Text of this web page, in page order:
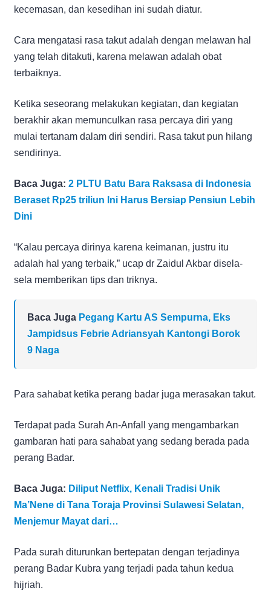
kecemasan, dan kesedihan ini sudah diatur.
Cara mengatasi rasa takut adalah dengan melawan hal
yang telah ditakuti, karena melawan adalah obat
terbaiknya.
Ketika seseorang melakukan kegiatan, dan kegiatan
berakhir akan memunculkan rasa percaya diri yang
mulai tertanam dalam diri sendiri. Rasa takut pun hilang
sendirinya.
Baca Juga: 2 PLTU Batu Bara Raksasa di Indonesia
Beraset Rp25 triliun Ini Harus Bersiap Pensiun Lebih
Dini
“Kalau percaya dirinya karena keimanan, justru itu
adalah hal yang terbaik,” ucap dr Zaidul Akbar disela-
sela memberikan tips dan triknya.
Baca Juga Pegang Kartu AS Sempurna, Eks
Jampidsus Febrie Adriansyah Kantongi Borok
9 Naga
Para sahabat ketika perang badar juga merasakan takut.
Terdapat pada Surah An-Anfall yang mengambarkan
gambaran hati para sahabat yang sedang berada pada
perang Badar.
Baca Juga: Diliput Netflix, Kenali Tradisi Unik
Ma’Nene di Tana Toraja Provinsi Sulawesi Selatan,
Menjemur Mayat dari…
Pada surah diturunkan bertepatan dengan terjadinya
perang Badar Kubra yang terjadi pada tahun kedua
hijriah.